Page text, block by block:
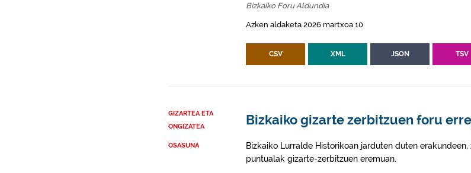
Bizkaiko Foru Aldundia
Azken aldaketa 2026 martxoa 10
CSV XML JSON TSV
GIZARTEA ETA
ONGIZATEA
OSASUNA
Bizkaiko gizarte zerbitzuen foru
Bizkaiko Lurralde Historikoan jarduten duten
puntualak gizarte-zerbitzuen eremuan.